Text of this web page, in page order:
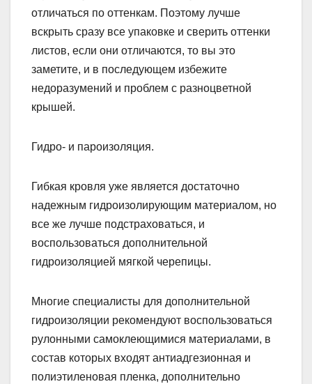
отличаться по оттенкам. Поэтому лучше
вскрыть сразу все упаковке и сверить оттенки
листов, если они отличаются, то вы это
заметите, и в последующем избежите
недоразумений и проблем с разноцветной
крышей.
Гидро- и пароизоляция.
Гибкая кровля уже является достаточно
надежным гидроизолирующим материалом, но
все же лучше подстраховаться, и
воспользоваться дополнительной
гидроизоляцией мягкой черепицы.
Многие специалисты для дополнительной
гидроизоляции рекомендуют воспользоваться
рулонными самоклеющимися материалами, в
состав которых входят антиадгезионная и
полиэтиленовая пленка, дополнительно